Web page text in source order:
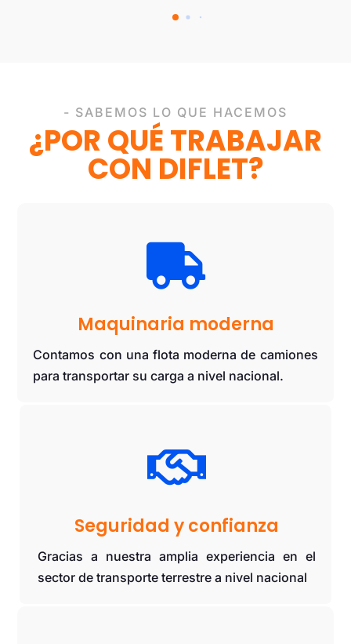
- SABEMOS LO QUE HACEMOS
¿POR QUÉ TRABAJAR
CON DIFLET?

Maquinaria moderna
Contamos con una flota moderna de camiones
para transportar su carga a nivel nacional.

Seguridad y confianza
Gracias a nuestra amplia experiencia en el
sector de transporte terrestre a nivel nacional